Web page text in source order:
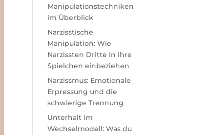
Manipulationstechniken
im Überblick
Narzisstische
Manipulation: Wie
Narzissten Dritte in ihre
Spielchen einbeziehen
Narzissmus: Emotionale
Erpressung und die
schwierige Trennung
Unterhalt im
Wechselmodell: Was du